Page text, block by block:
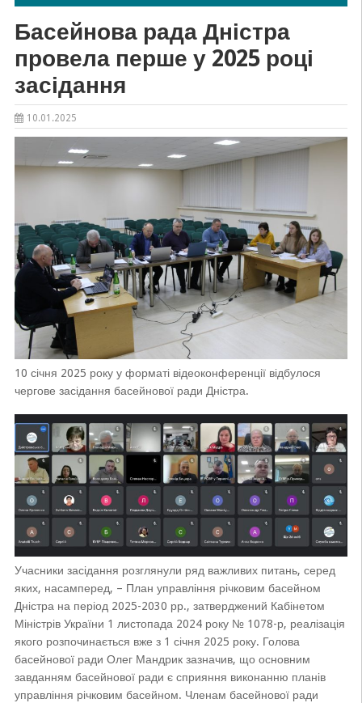
Басейнова рада Дністра
провела перше у 2025 році
засідання
10.01.2025
10 січня 2025 року у форматі відеоконференції відбулося
чергове засідання басейнової ради Дністра.
Учасники засідання розглянули ряд важливих питань, серед
яких, насамперед, – План управління річковим басейном
Дністра на період 2025-2030 рр., затверджений Кабінетом
Міністрів України 1 листопада 2024 року № 1078-р, реалізація
якого розпочинається вже з 1 січня 2025 року. Голова
басейнової ради Олег Мандрик зазначив, що основним
завданням басейнової ради є сприяння виконанню планів
управління річковим басейном. Членам басейнової ради